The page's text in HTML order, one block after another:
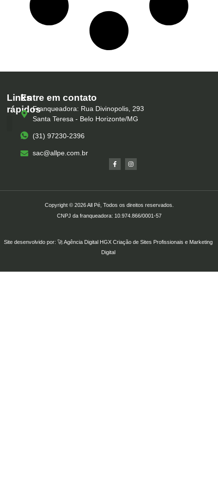
Links
rápidos
Entre em contato
Franqueadora: Rua Divinopolis, 293
Santa Teresa - Belo Horizonte/MG
(31) 97230-2396
sac@allpe.com.br
Copyright © 2026 All Pé, Todos os direitos reservados.
CNPJ da franqueadora: 10.974.866/0001-57
Site desenvolvido por: 🚀Agência Digital HGXCriação de Sites Profissionaise Marketing
Digital